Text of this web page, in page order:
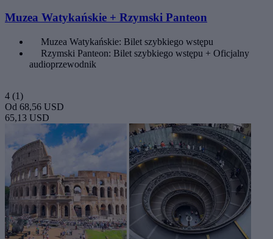
Muzea Watykańskie + Rzymski Panteon
Muzea Watykańskie: Bilet szybkiego wstępu
Rzymski Panteon: Bilet szybkiego wstępu + Oficjalny
audioprzewodnik
4 (1)
Od 68,56 USD
65,13 USD